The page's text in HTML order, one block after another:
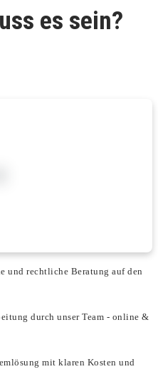
es sein?
und rechtliche Beratung auf den
durch unser Team - online &
mit klaren Kosten und